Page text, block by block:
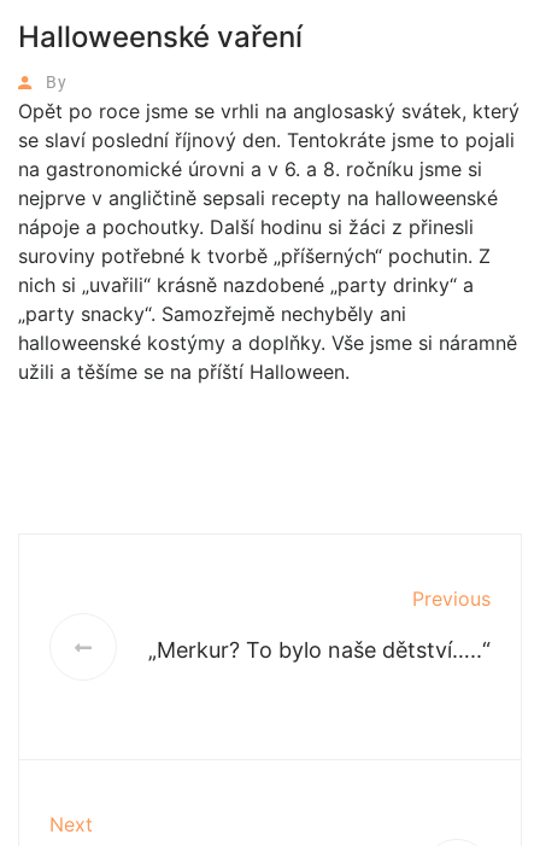
Halloweenské vaření
By
Opět po roce jsme se vrhli na anglosaský svátek, který
se slaví poslední říjnový den. Tentokráte jsme to pojali
na gastronomické úrovni a v 6. a 8. ročníku jsme si
nejprve v angličtině sepsali recepty na halloweenské
nápoje a pochoutky. Další hodinu si žáci z přinesli
suroviny potřebné k tvorbě „příšerných“ pochutin. Z
nich si „uvařili“ krásně nazdobené „party drinky“ a
„party snacky“. Samozřejmě nechyběly ani
halloweenské kostýmy a doplňky. Vše jsme si náramně
užili a těšíme se na příští Halloween.
Previous
„Merkur? To bylo naše dětství…..“
Next